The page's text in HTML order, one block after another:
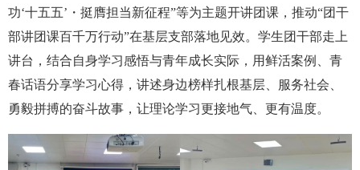
功‘十五五’・挺膺担当新征程”等为主题开讲团课，推动“团干
部讲团课百千万行动”在基层支部落地见效。学生团干部走上
讲台，结合自身学习感悟与青年成长实际，用鲜活案例、青
春话语分享学习心得，讲述身边榜样扎根基层、服务社会、
勇毅拼搏的奋斗故事，让理论学习更接地气、更有温度。